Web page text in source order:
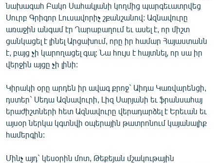
«Ազատության» բոլոր կայքերը
նախագահ Բակո Սահակյանի կողմից պարգեւատրվեց
Սուրբ Գրիգոր Լուսավորիչ շքանշանով: Ազնավուրը
առաջին անգամ էր Ղարաբաղում եւ ասել է, որ միշտ
ցանկացել է լինել Արցախում, որը իր համար Հայաստանն
է, բայց չի կարողացել գալ: Նա հույս է հայտնել, որ սա իր
վերջին այցը չի լինի:
Կիրակի օրը արդեն իր ավագ քրոջ` Աիդա Կառվարենցի,
դստեր` Սեդա Ազնավուրի, Լիզ Սարյանի եւ ֆրանսահայ
երաժիշտների հետ Ազնավուրը վերադարձել է Երեւան եւ
այսօր ներկա կգտնվի օպերային թատրոնում կայանալիք
համերգին:
Մինչ այդ` կեսօրին մոտ, Թեքեյան մշակութային